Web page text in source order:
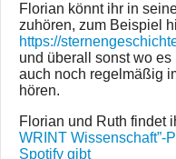
Florian könnt ihr in
zuhören, zum Beispiel
https://
und überall sonst wo
auch noch regelmäßig
hören.
Florian und Ruth findet
WRINT Wissenschaft”-
Spotify gibt